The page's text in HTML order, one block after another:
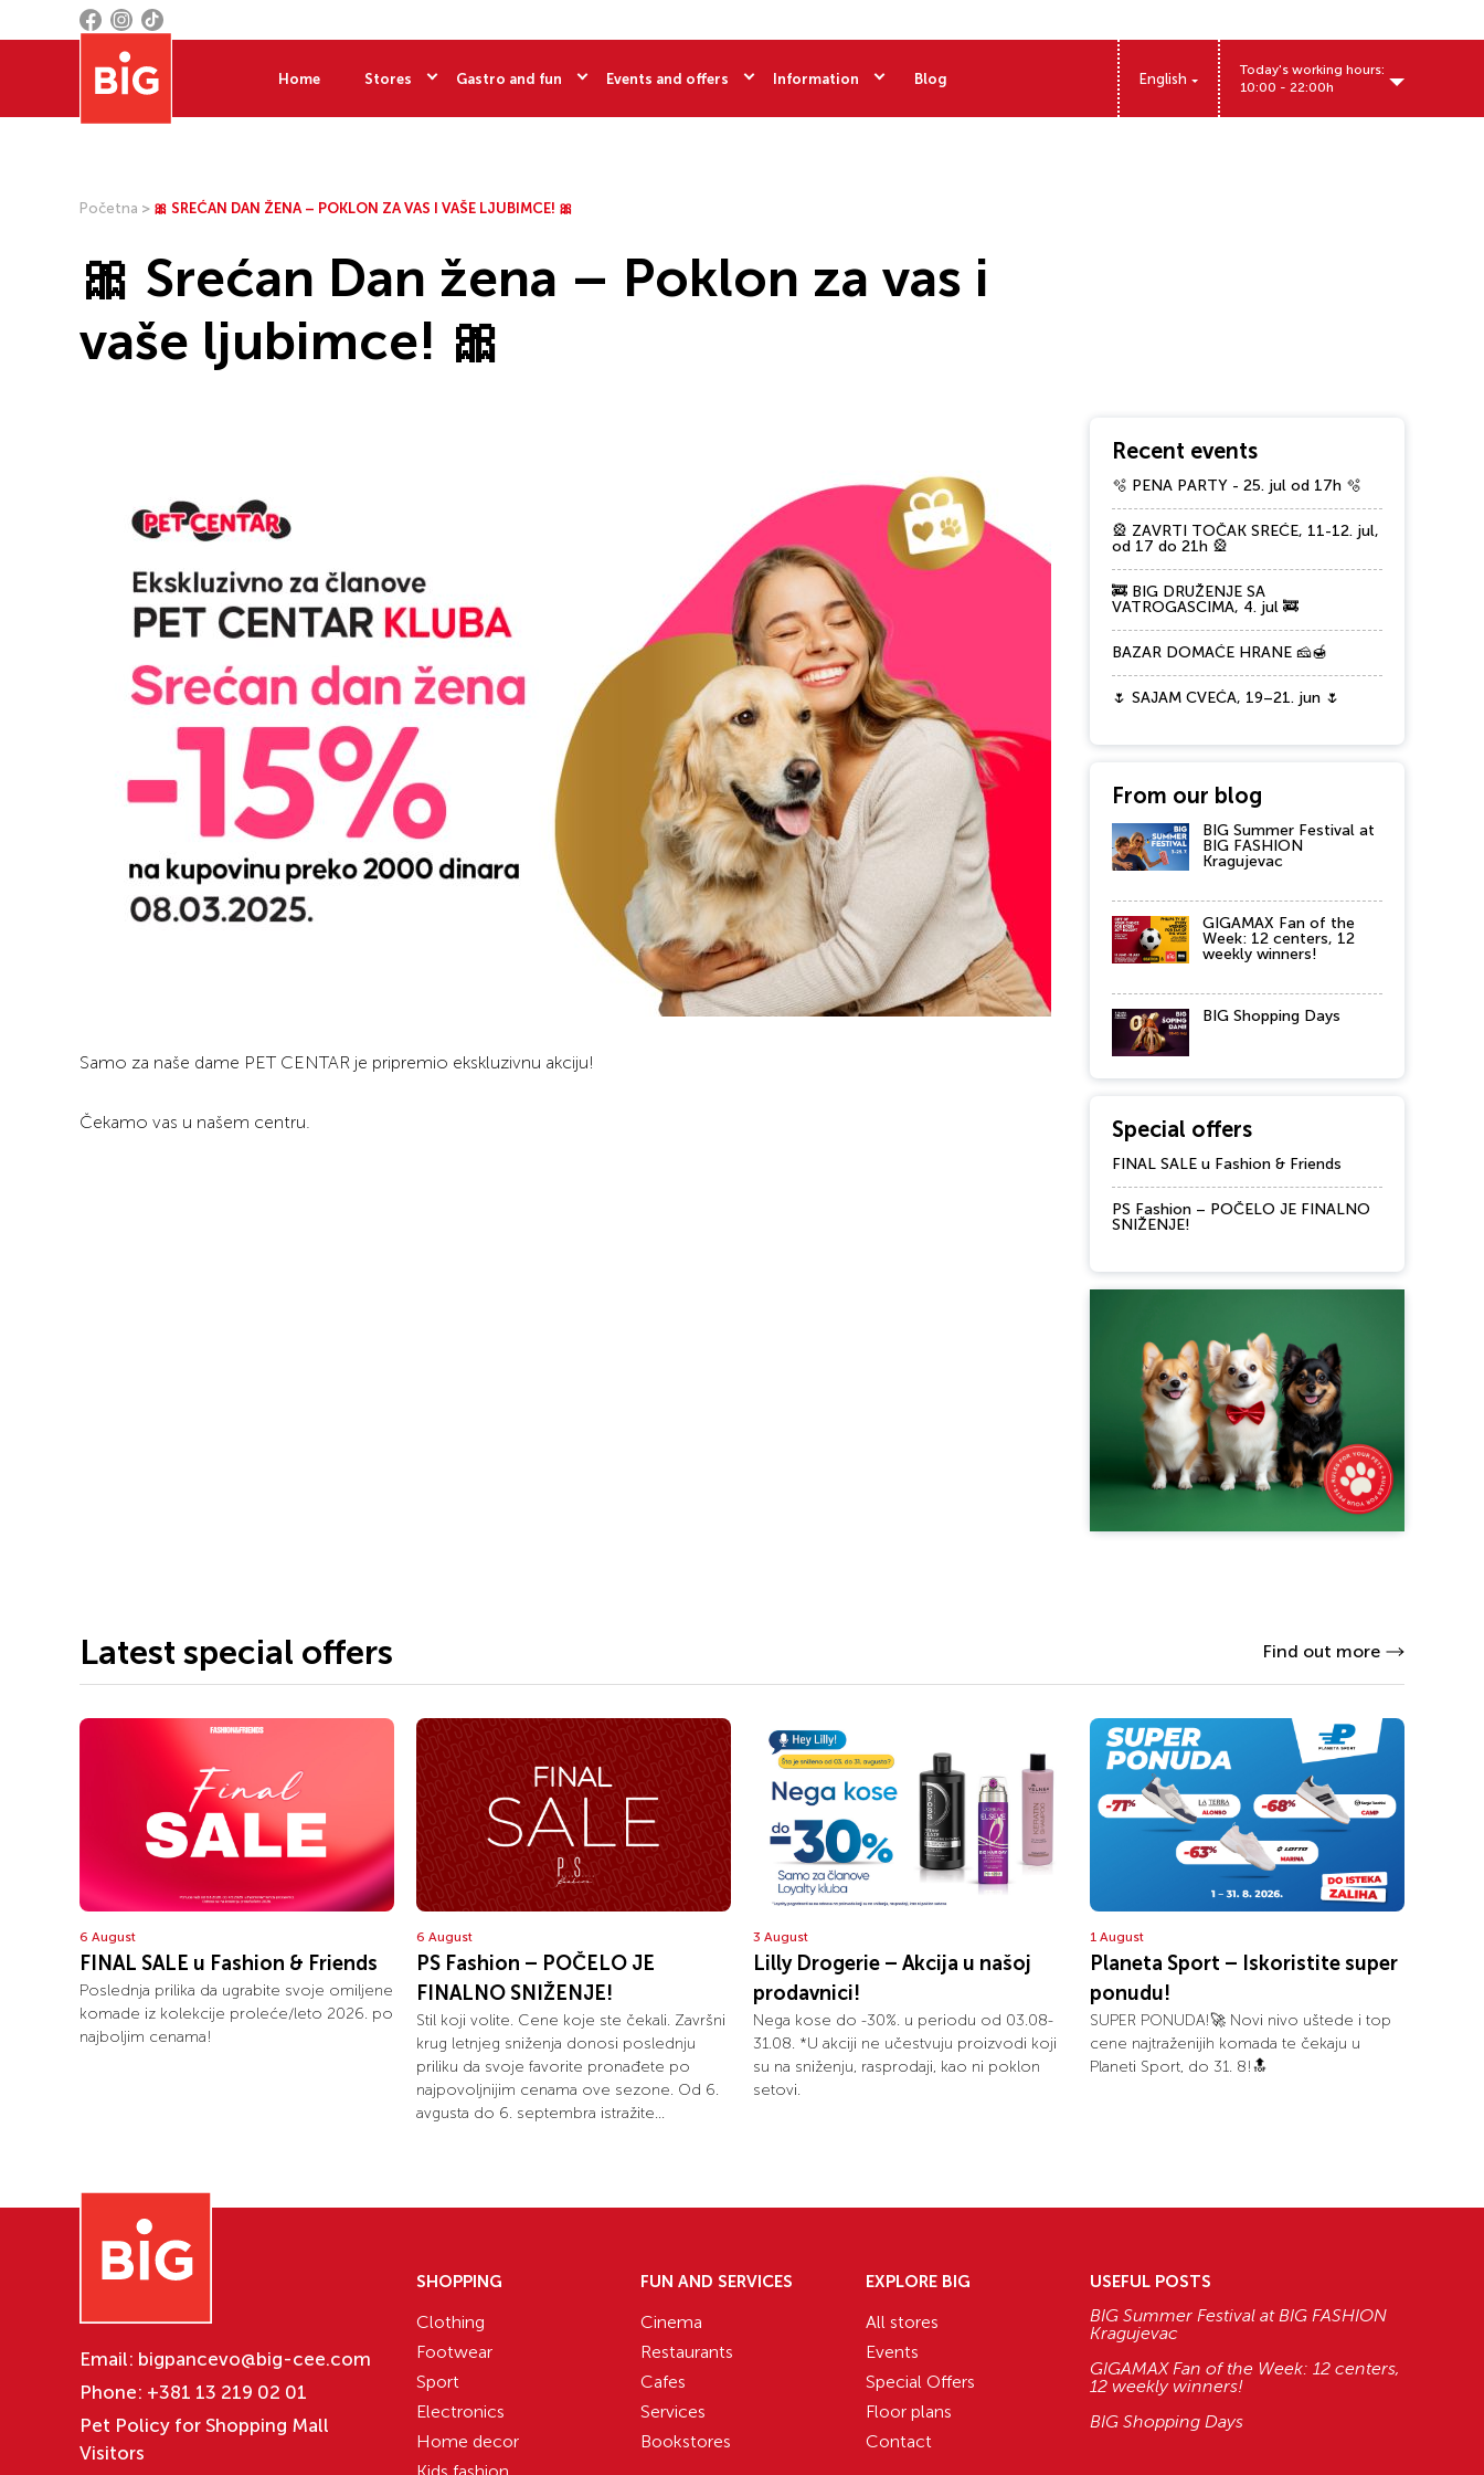
Home Stores Gastro and fun Events and offers Information Blog English
Today's working hours:
10:00 - 22:00h
Početna > 🎀 SREĆAN DAN ŽENA – POKLON ZA VAS I VAŠE LJUBIMCE! 🎀
🎀 Srećan Dan žena – Poklon za vas i
vaše ljubimce! 🎀
Samo za naše dame PET CENTAR je pripremio ekskluzivnu akciju!
Čekamo vas u našem centru.
Recent events
🫧 PENA PARTY - 25. jul od 17h 🫧
🎡 ZAVRTI TOČAK SREĆE, 11-12. jul,
od 17 do 21h 🎡
🚒 BIG DRUŽENJE SA
VATROGASCIMA, 4. jul 🚒
BAZAR DOMAĆE HRANE 🧀🍯
🌷 SAJAM CVEĆA, 19–21. jun 🌷
From our blog
BIG Summer Festival at
BIG FASHION
Kragujevac
GIGAMAX Fan of the
Week: 12 centers, 12
weekly winners!
BIG Shopping Days
Special offers
FINAL SALE u Fashion & Friends
PS Fashion – POČELO JE FINALNO
SNIŽENJE!
Latest special offers Find out more
6 August
FINAL SALE u Fashion & Friends
Poslednja prilika da ugrabite svoje omiljene
komade iz kolekcije proleće/leto 2026. po
najboljim cenama!
6 August
PS Fashion – POČELO JE
FINALNO SNIŽENJE!
Stil koji volite. Cene koje ste čekali. Završni
krug letnjeg sniženja donosi poslednju
priliku da svoje favorite pronađete po
najpovoljnijim cenama ove sezone. Od 6.
avgusta do 6. septembra istražite...
3 August
Lilly Drogerie – Akcija u našoj
prodavnici!
Nega kose do -30%. u periodu od 03.08-
31.08. *U akciji ne učestvuju proizvodi koji
su na sniženju, rasprodaji, kao ni poklon
setovi.
1 August
Planeta Sport – Iskoristite super
ponudu!
SUPER PONUDA!🚀 Novi nivo uštede i top
cene najtraženijih komada te čekaju u
Planeti Sport, do 31. 8!🔝
Email: bigpancevo@big-cee.com
Phone: +381 13 219 02 01
Pet Policy for Shopping Mall
Visitors
SHOPPING
Clothing
Footwear
Sport
Electronics
Home decor
FUN AND SERVICES
Cinema
Restaurants
Cafes
Services
Bookstores
EXPLORE BIG
All stores
Events
Special Offers
Floor plans
Contact
USEFUL POSTS
BIG Summer Festival at BIG FASHION
Kragujevac
GIGAMAX Fan of the Week: 12 centers,
12 weekly winners!
BIG Shopping Days